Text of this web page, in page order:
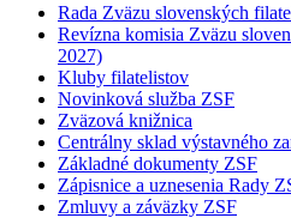
Rada Zväzu slovenských
Revízna komisia Zväzu
2027)
Kluby filatelistov
Novinková služba ZSF
Zväzová knižnica
Centrálny sklad výstavného
Základné dokumenty ZSF
Zápisnice a uznesenia Rady
Zmluvy a záväzky ZSF